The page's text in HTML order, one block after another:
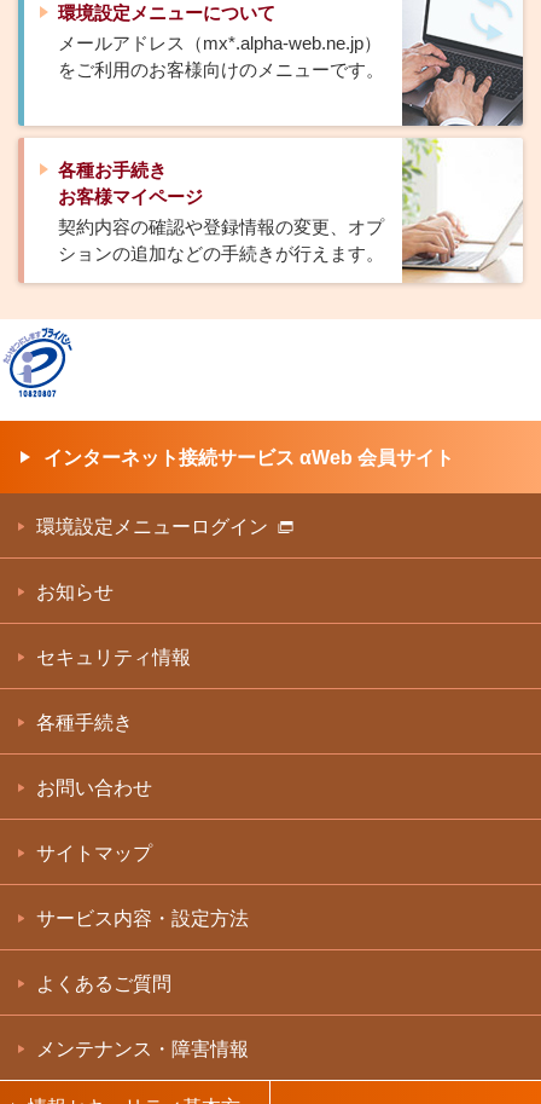
環境設定メニューについて
メールアドレス（mx*.alpha-web.ne.jp）
をご利用のお客様向けのメニューです。
各種お手続き
お客様マイページ
契約内容の確認や登録情報の変更、オプ
ションの追加などの手続きが行えます。
インターネット接続サービス αWeb 会員サイト
環境設定メニューログイン
お知らせ
セキュリティ情報
各種手続き
お問い合わせ
サイトマップ
サービス内容・設定方法
よくあるご質問
メンテナンス・障害情報